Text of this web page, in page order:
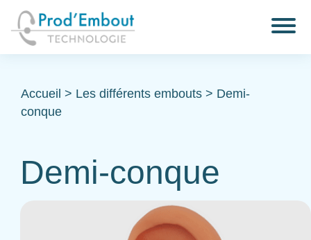
Accueil > Les différents embouts > Demi-
conque
Demi-conque